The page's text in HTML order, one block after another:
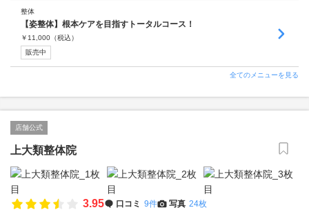
整体
【姿整体】根本ケアを目指すトータルコース！
￥ 11,000 （税込）
販売中
全てのメニューを見る
店舗公式
上大類整体院
3.95 口コミ 9件 写真 24枚